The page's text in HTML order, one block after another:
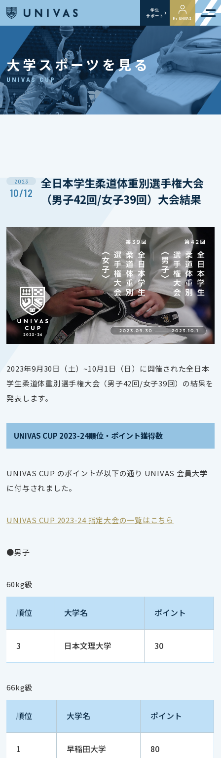
学生
サポート
My UNIVAS
大学スポーツを見る
UNIVAS CUP
2023
10/12
全日本学生柔道体重別選手権大会
（男子42回/女子39回）大会結果
2023年9月30日（土）~10月1日（日）に開催された全日本
学生柔道体重別選手権大会（男子42回/女子39回）の結果を
発表します。
UNIVAS CUP 2023-24順位・ポイント獲得数
UNIVAS CUP のポイントが以下の通り UNIVAS 会員大学
に付与されました。
UNIVAS CUP 2023-24 指定大会の一覧はこちら
●男子
60kg級
順位 大学名 ポイント
3 日本文理大学 30
66kg級
順位 大学名 ポイント
1 早稲田大学 80